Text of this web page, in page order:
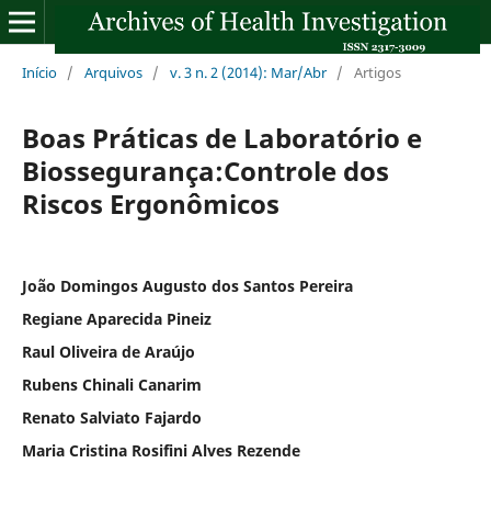
Início / Arquivos / v. 3 n. 2 (2014): Mar/Abr / Artigos
Boas Práticas de Laboratório e
Biossegurança:Controle dos
Riscos Ergonômicos
João Domingos Augusto dos Santos Pereira
Regiane Aparecida Pineiz
Raul Oliveira de Araújo
Rubens Chinali Canarim
Renato Salviato Fajardo
Maria Cristina Rosifini Alves Rezende